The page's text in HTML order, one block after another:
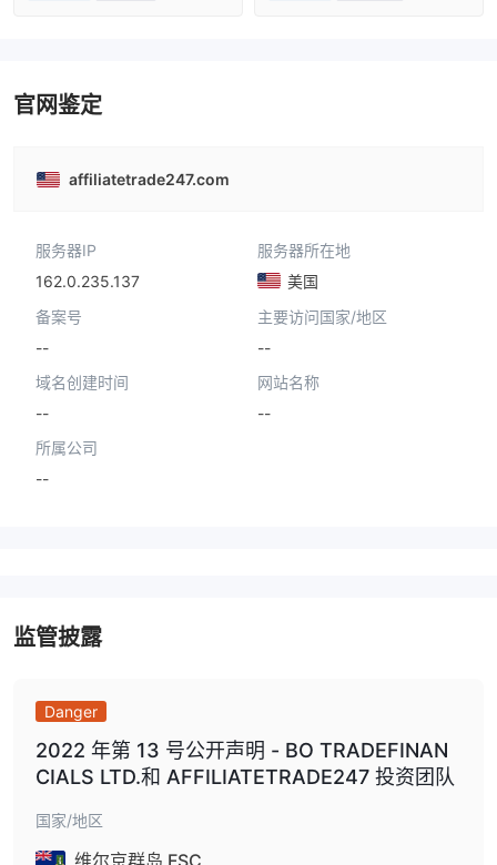
官网鉴定
affiliatetrade247.com
服务器IP
162.0.235.137
服务器所在地
美国
备案号
--
主要访问国家/地区
--
域名创建时间
--
网站名称
--
所属公司
--
监管披露
Danger
2022 年第 13 号公开声明 - BO TRADEFINAN
CIALS LTD.和 AFFILIATETRADE247 投资团队
国家/地区